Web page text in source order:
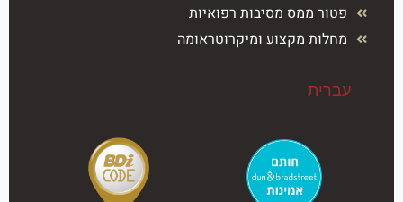
פטור ממס מסיבות רפואיות
מחלות מקצוע ומיקרוטראומה
עברית